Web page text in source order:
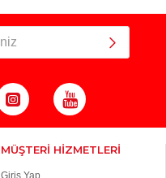
MÜŞTERİ HİZMETLERİ
Giriş Yap